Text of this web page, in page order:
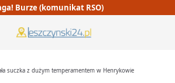
Burze (komunikat RSO)
suczka z dużym temperamentem w Henrykowie